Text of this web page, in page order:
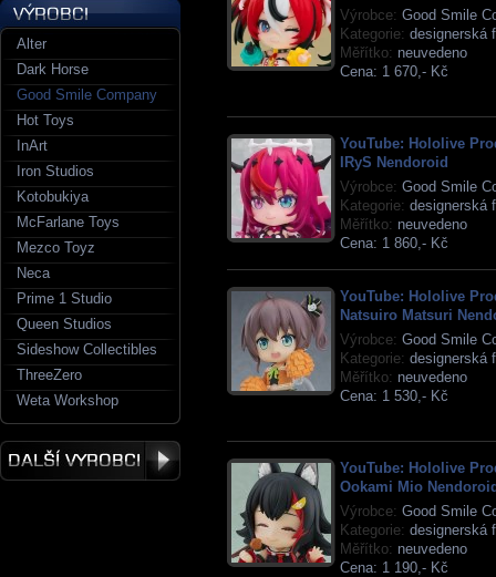
Výrobce: Good Smile
Kategorie: designerská
Měřítko: neuvedeno
Cena: 1 670,- Kč
YouTube: Hololive
IRyS Nendoroid
Výrobce: Good Smile
Kategorie: designerská
Měřítko: neuvedeno
Cena: 1 860,- Kč
YouTube: Hololive
Natsuiro Matsuri
Výrobce: Good Smile
Kategorie: designerská
Měřítko: neuvedeno
Cena: 1 530,- Kč
YouTube: Hololive
Ookami Mio
Výrobce: Good Smile
Kategorie: designerská
Měřítko: neuvedeno
Cena: 1 190,- Kč
Alter
Dark Horse
Good Smile Company
Hot Toys
InArt
Iron Studios
Kotobukiya
McFarlane Toys
Mezco Toyz
Neca
Prime 1 Studio
Queen Studios
Sideshow Collectibles
ThreeZero
Weta Workshop